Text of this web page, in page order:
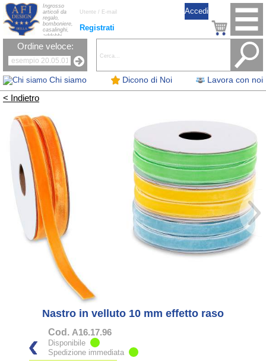
Chi siamo Dicono di Noi Lavora con noi
Registrati
Ingrosso
articoli da
regalo,
bomboniere,
casalinghi,
addobbi
natalizi, nastri,
oggettistica,
la tavola, fiori
artificiali e
candele.
Ordine veloce:
< Indietro
Nastro in velluto 10 mm effetto raso
Cod. A16.17.96
Disponibile
Spedizione immediata